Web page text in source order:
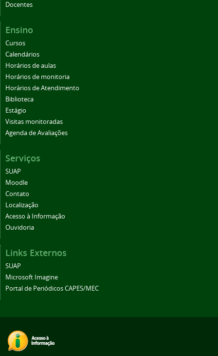
Docentes
Ensino
Cursos
Calendários
Horários de aulas
Horários de monitoria
Horários de Atendimento
Biblioteca
Estágio
Visitas monitoradas
Agenda de Avaliações
Serviços
SUAP
Moodle
Contato
Localização
Acesso à Informação
Ouvidoria
Links Externos
SUAP
Microsoft Imagine
Portal de Periódicos CAPES/MEC